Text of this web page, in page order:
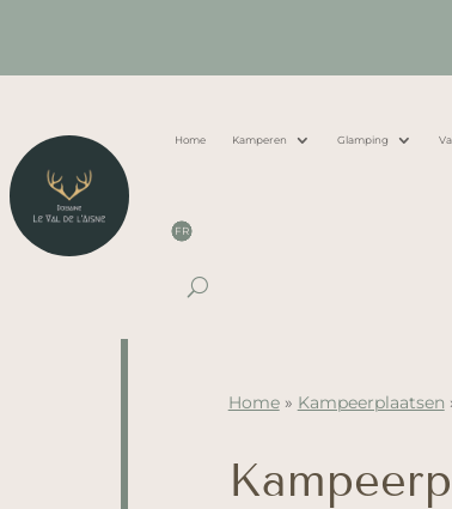
Home Kamperen Glamping
FR
Home» Kampeerplaatsen